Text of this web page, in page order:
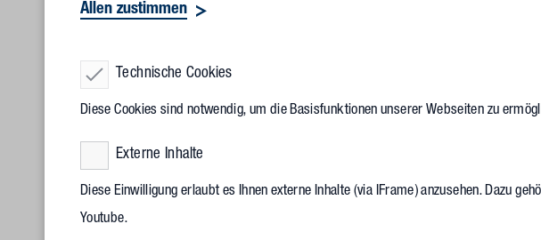
V.l.: Heiko Hensing, Partner
Das zweigeschossige Produktionsgebäude mit einer Bruttogeschossfläche von
Allen zustimmen
Technische Cookies
Diese Cookies sind notwendig, um die Basisfunktionen unserer Webseiten zu
Externe Inhalte
Diese Einwilligung erlaubt es Ihnen externe Inhalte (via IFrame) anzusehen. Dazu
Youtube.